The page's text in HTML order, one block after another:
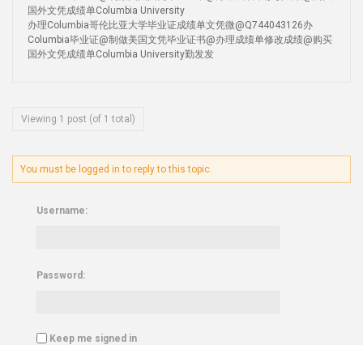
国外文凭成绩单Columbia University
办理Columbia哥伦比亚大学毕业证成绩单文凭微@Q744043126办
Columbia毕业证@制做美国文凭毕业证书@办理成绩单修改成绩@购买
国外文凭成绩单Columbia University勤发发
Viewing 1 post (of 1 total)
You must be logged in to reply to this topic.
Username:
Password:
Keep me signed in